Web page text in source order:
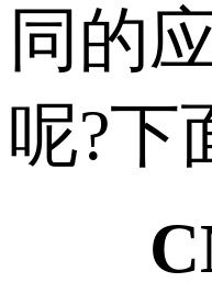
同的
呢?下